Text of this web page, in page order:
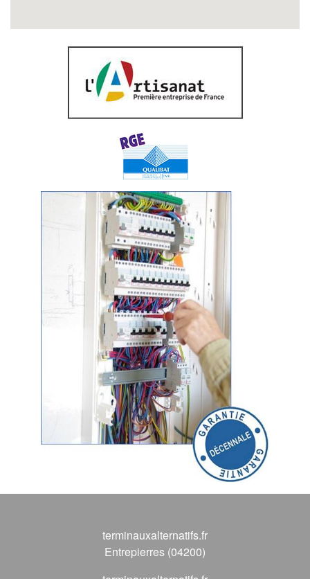
terminauxalternatifs.fr
Entrepierres (04200)